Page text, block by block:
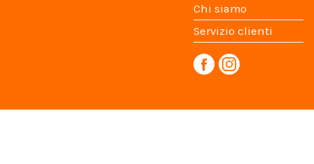
Chi siamo
Servizio clienti